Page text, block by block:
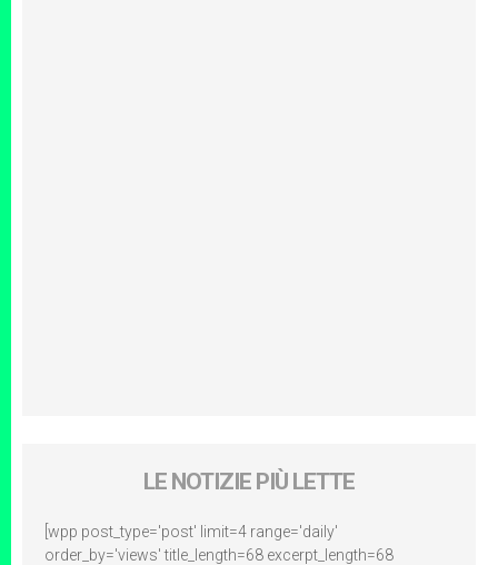
LE NOTIZIE PIÙ LETTE
[wpp post_type='post' limit=4 range='daily'
order_by='views' title_length=68 excerpt_length=68